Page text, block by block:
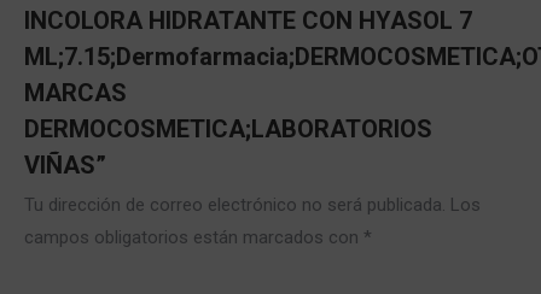
INCOLORA HIDRATANTE CON HYASOL 7
MARCAS
DERMOCOSMETICA;LABORATORIOS
VIÑAS”
Tu dirección de correo electrónico no será publicada. Los
campos obligatorios están marcados con *